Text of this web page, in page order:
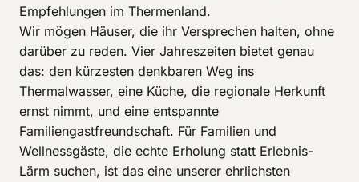
Empfehlungen im Thermenland.
Wir mögen Häuser, die ihr Versprechen halten, ohne
darüber zu reden. Vier Jahreszeiten bietet genau
das: den kürzesten denkbaren Weg ins
Thermalwasser, eine Küche, die regionale Herkunft
ernst nimmt, und eine entspannte
Familiengastfreundschaft. Für Familien und
Wellnessgäste, die echte Erholung statt Erlebnis-
Lärm suchen, ist das eine unserer ehrlichsten